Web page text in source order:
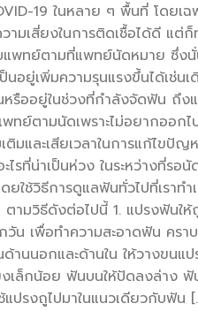
19 ในหลาย ๆ พื้นที่ โดยเฉพ
เสี่ยงในการติดเชื้อได้ดี แต่ก็
พทย์ตามที่แพทย์นัดหมาย ซึ่งนั่
นอยู่เพิ่มความรุนแรงขึ้นได้เ
ออยู่ในช่วงที่กำลังจัดฟัน ถึงแ
ทย์ตามนัดเพราะไม่อยากออก
ติมและเสียเวลาในการแก้ไข
น่าเป็นห่วง ในระหว่างที่รอ
ใช้วิธีการดูแลฟันทั่วไปที่เราท
ด ตามวิธีดังต่อไปนี้ 1. แปรง
น เพื่อทำความสะอาดฟัน ครา
นนอกและด้านใน ให้วางขนแ
ล็กน้อย ฟันบนให้ปัดลงล่าง ฟั
แปรงถูไปมาในแนวเดียวกับฟัน